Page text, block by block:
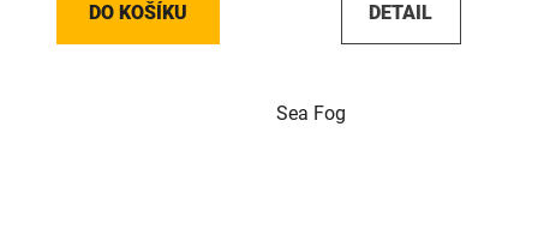
DO KOŠÍKU DETAIL
Sea Fog